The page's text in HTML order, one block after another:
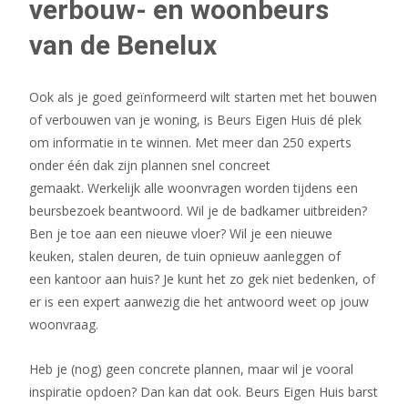
verbouw- en woonbeurs
van de Benelux
Ook als je goed geïnformeerd wilt starten met het bouwen
of verbouwen van je woning, is Beurs Eigen Huis dé plek
om informatie in te winnen. Met meer dan 250 experts
onder één dak zijn plannen snel concreet
gemaakt. Werkelijk alle woonvragen worden tijdens een
beursbezoek beantwoord. Wil je de badkamer uitbreiden?
Ben je toe aan een nieuwe vloer? Wil je een nieuwe
keuken, stalen deuren, de tuin opnieuw aanleggen of
een kantoor aan huis? Je kunt het zo gek niet bedenken, of
er is een expert aanwezig die het antwoord weet op jouw
woonvraag.
Heb je (nog) geen concrete plannen, maar wil je vooral
inspiratie opdoen? Dan kan dat ook. Beurs Eigen Huis barst